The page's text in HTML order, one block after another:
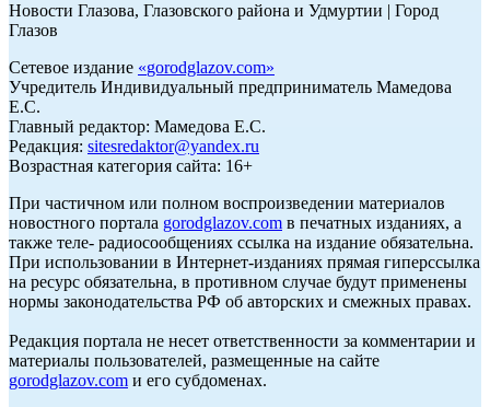
Новости Глазова, Глазовского района и Удмуртии | Город
Глазов
Сетевое издание «gorodglazov.com»
Учредитель Индивидуальный предприниматель Мамедова
Е.С.
Главный редактор: Мамедова Е.С.
Редакция: sitesredaktor@yandex.ru
Возрастная категория сайта: 16+
При частичном или полном воспроизведении материалов
новостного портала gorodglazov.com в печатных изданиях, а
также теле- радиосообщениях ссылка на издание обязательна.
При использовании в Интернет-изданиях прямая гиперссылка
на ресурс обязательна, в противном случае будут применены
нормы законодательства РФ об авторских и смежных правах.
Редакция портала не несет ответственности за комментарии и
материалы пользователей, размещенные на сайте
gorodglazov.com и его субдоменах.